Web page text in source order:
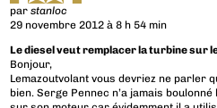
parstanloc
29 novembre 2012 à 8 h 54 min
Le diesel veut remplacer la turbine sur
Bonjour,
Lemazoutvolant vous devriez ne parler
bien. Serge Pennec n’a jamais